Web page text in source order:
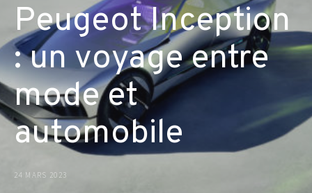
Peugeot Inception
: un voyage entre
mode et
automobile
24 MARS 2023